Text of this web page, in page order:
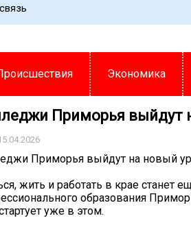
Экономика
Приморья выйдут
Приморья выйдут на новый
жить и работать в крае станет
образования
уже в этом.